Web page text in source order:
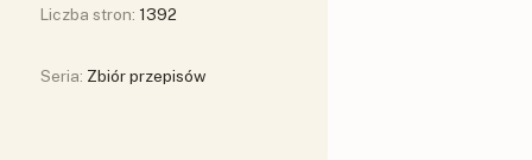
Liczba stron: 1392
Seria: Zbiór przepisów